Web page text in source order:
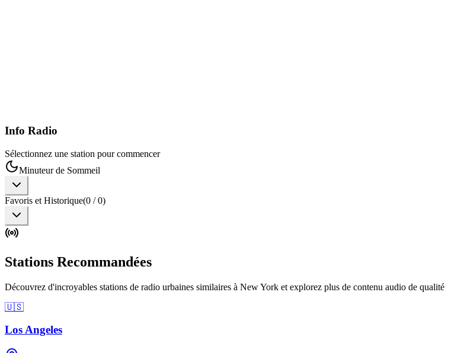
Info Radio
Sélectionnez une station pour commencer
Minuteur de Sommeil
Favoris et Historique(0 /0)
Stations Recommandées
Découvrez d'incroyables stations de radio urbaines similaires à New York et explorez plus de contenu audio de qualité
🇺🇸
Los Angeles